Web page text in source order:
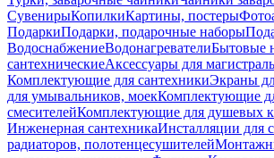
СувенирыКопилкиКартины, постеры
ПодаркиПодарки, подарочные наборы
ВодоснабжениеВодонагревателиБытовые
сантехническиеАксессуары для
Комплектующие для сантехникиЭкраны
для умывальников, моекКомплектующие
смесителейКомплектующие для душевых
Инженерная сантехникаИнсталляции для
радиаторов, полотенцесушителей